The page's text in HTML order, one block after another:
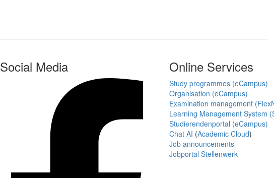
Social Media Online Services
Study programmes (eCampus)
Organisation (eCampus)
Examination management
Learning Management System
Studierendenportal (eCampus)
Chat AI (Academic Cloud)
Job announcements
Jobportal Stellenwerk